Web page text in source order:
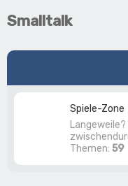
Smalltalk
Spiele-Zone
Themen: 59